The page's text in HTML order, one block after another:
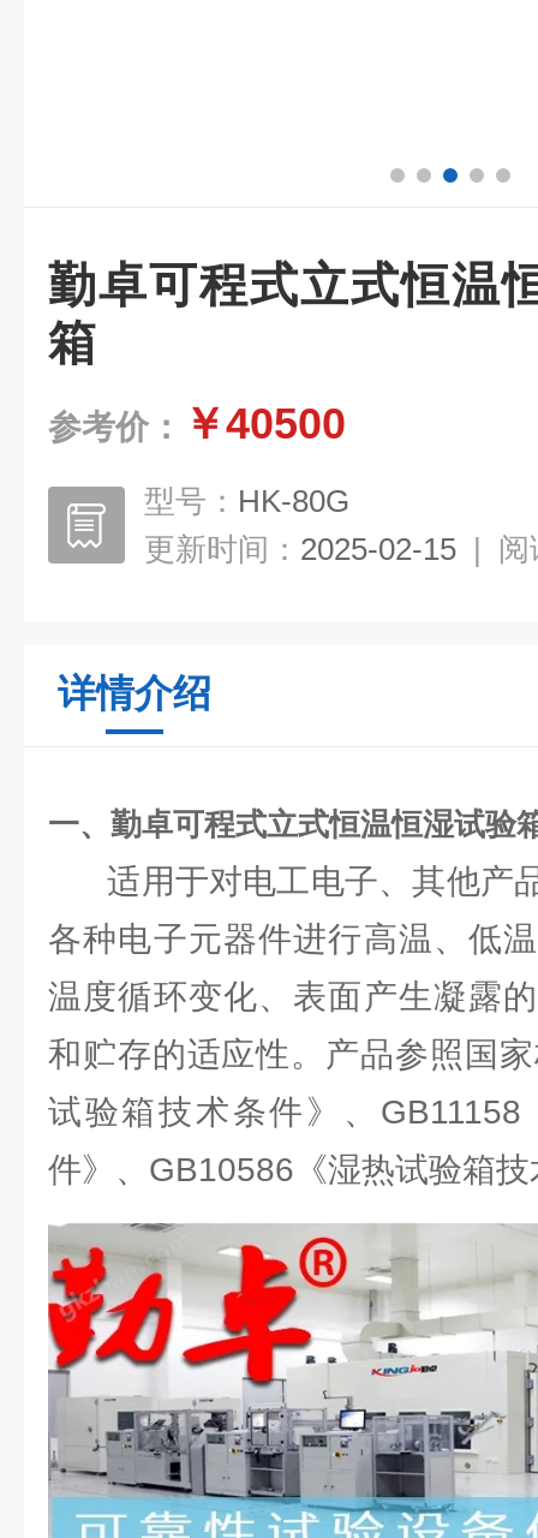
勤卓可程式立式恒温
箱
参考价： ￥40500
型号： HK-80G
更新时间： 2025-02-15 | 阅
详情介绍
一、 勤卓可程式立式恒温恒湿试验
适用于对电工电子、其他产
各种电子元器件进行高温、低
温度循环变化、表面产生凝露
和贮存的适应性。产品参照国
试验箱技术条件》、
件》、GB10586《湿热试验箱